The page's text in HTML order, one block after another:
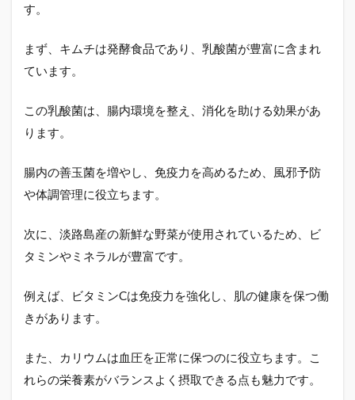
す。
まず、キムチは発酵食品であり、乳酸菌が豊富に含まれ
ています。
この乳酸菌は、腸内環境を整え、消化を助ける効果があ
ります。
腸内の善玉菌を増やし、免疫力を高めるため、風邪予防
や体調管理に役立ちます。
次に、淡路島産の新鮮な野菜が使用されているため、ビ
タミンやミネラルが豊富です。
例えば、ビタミンCは免疫力を強化し、肌の健康を保つ働
きがあります。
また、カリウムは血圧を正常に保つのに役立ちます。こ
れらの栄養素がバランスよく摂取できる点も魅力です。